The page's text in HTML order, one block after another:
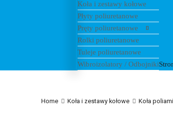
Koła i zestawy kołowe
Płyty poliuretanowe
Pręty poliuretanowe
Rolki poliuretanowe
Tuleje poliuretanowe
Wibroizolatory / Odbojniki
Home Koła i zestawy kołowe Koła